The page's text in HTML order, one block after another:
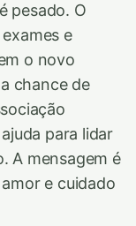
pesado. O
e
o novo
chance de
para lidar
A mensagem é
e cuidado